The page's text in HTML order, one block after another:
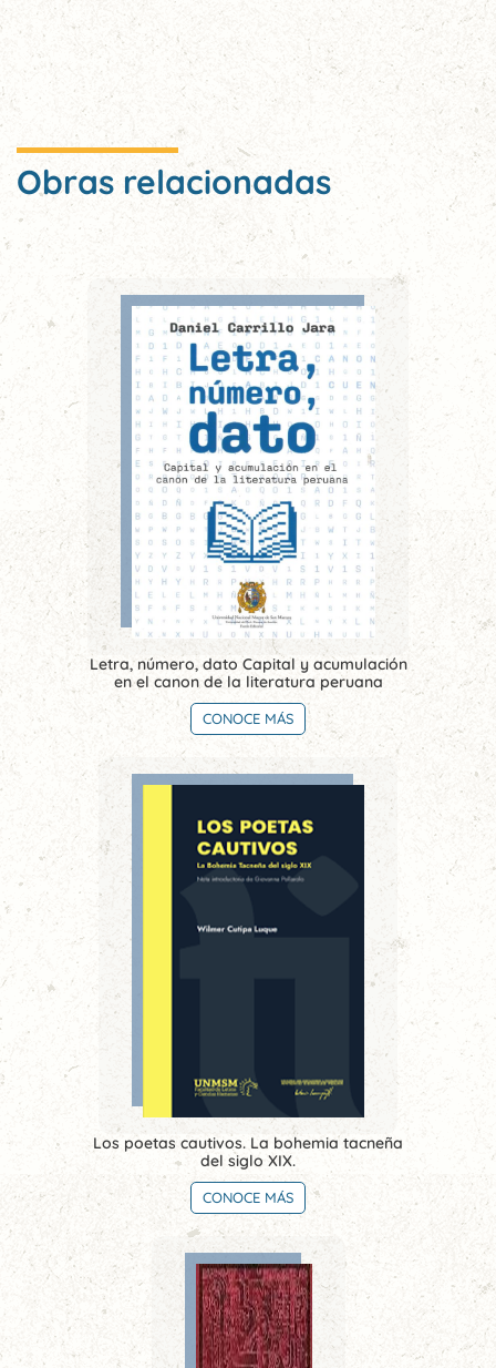
Obras relacionadas
Letra, número, dato Capital y acumulación
en el canon de la literatura peruana
CONOCE MÁS
Los poetas cautivos. La bohemia tacneña
del siglo XIX.
CONOCE MÁS